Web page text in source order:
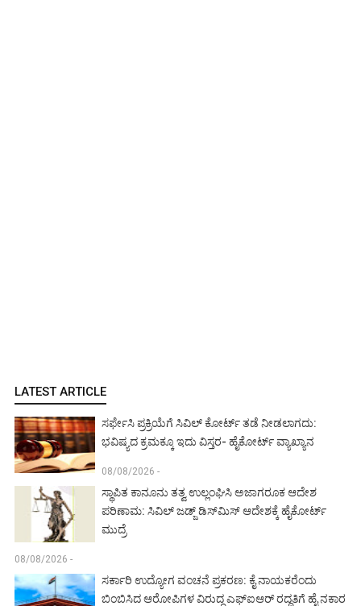
LATEST ARTICLE
ಸರ್ಫೇಸಿ ಪ್ರಕ್ರಿಯೆಗೆ ಸಿವಿಲ್ ಕೋರ್ಟ್ ತಡೆ ನೀಡಲಾಗದು:
ಭವಿಷ್ಯದ ಕ್ರಮಕ್ಕೂ ಇದು ವಿಸ್ತರ- ಹೈಕೋರ್ಟ್ ವ್ಯಾಖ್ಯಾನ
08/08/2026 -
ಸ್ಥಾಪಿತ ಕಾನೂನು ತತ್ವ ಉಲ್ಲಂಘಿಸಿ ಅಜಾಗರೂಕ ಆದೇಶ
ಪರಿಣಾಮ: ಸಿವಿಲ್ ಜಡ್ಜ್ ಡಿಸ್‌ಮಿಸ್ ಆದೇಶಕ್ಕೆ ಹೈಕೋರ್ಟ್
ಮುದ್ರೆ
08/08/2026 -
ಸರ್ಕಾರಿ ಉದ್ಯೋಗ ವಂಚನೆ ಪ್ರಕರಣ: ಕೈ ನಾಯಕರೆಂದು
ಬಿಂಬಿಸಿದ ಆರೋಪಿಗಳ ವಿರುದ್ಧ ಎಫ್‌ಐಆರ್ ರದ್ದತಿಗೆ ಹೈ ನಕಾರ